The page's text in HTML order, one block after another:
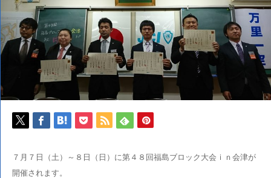
７月７日（土）～８日（日）に第４８回福島ブロック大会ｉｎ会津が
開催されます。